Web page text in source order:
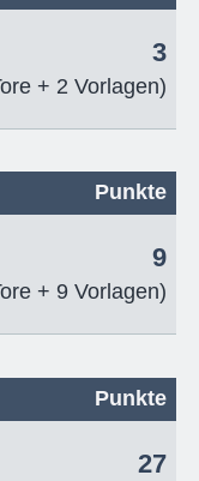
3
+ 2 Vorlagen)
Punkte
9
+ 9 Vorlagen)
Punkte
27